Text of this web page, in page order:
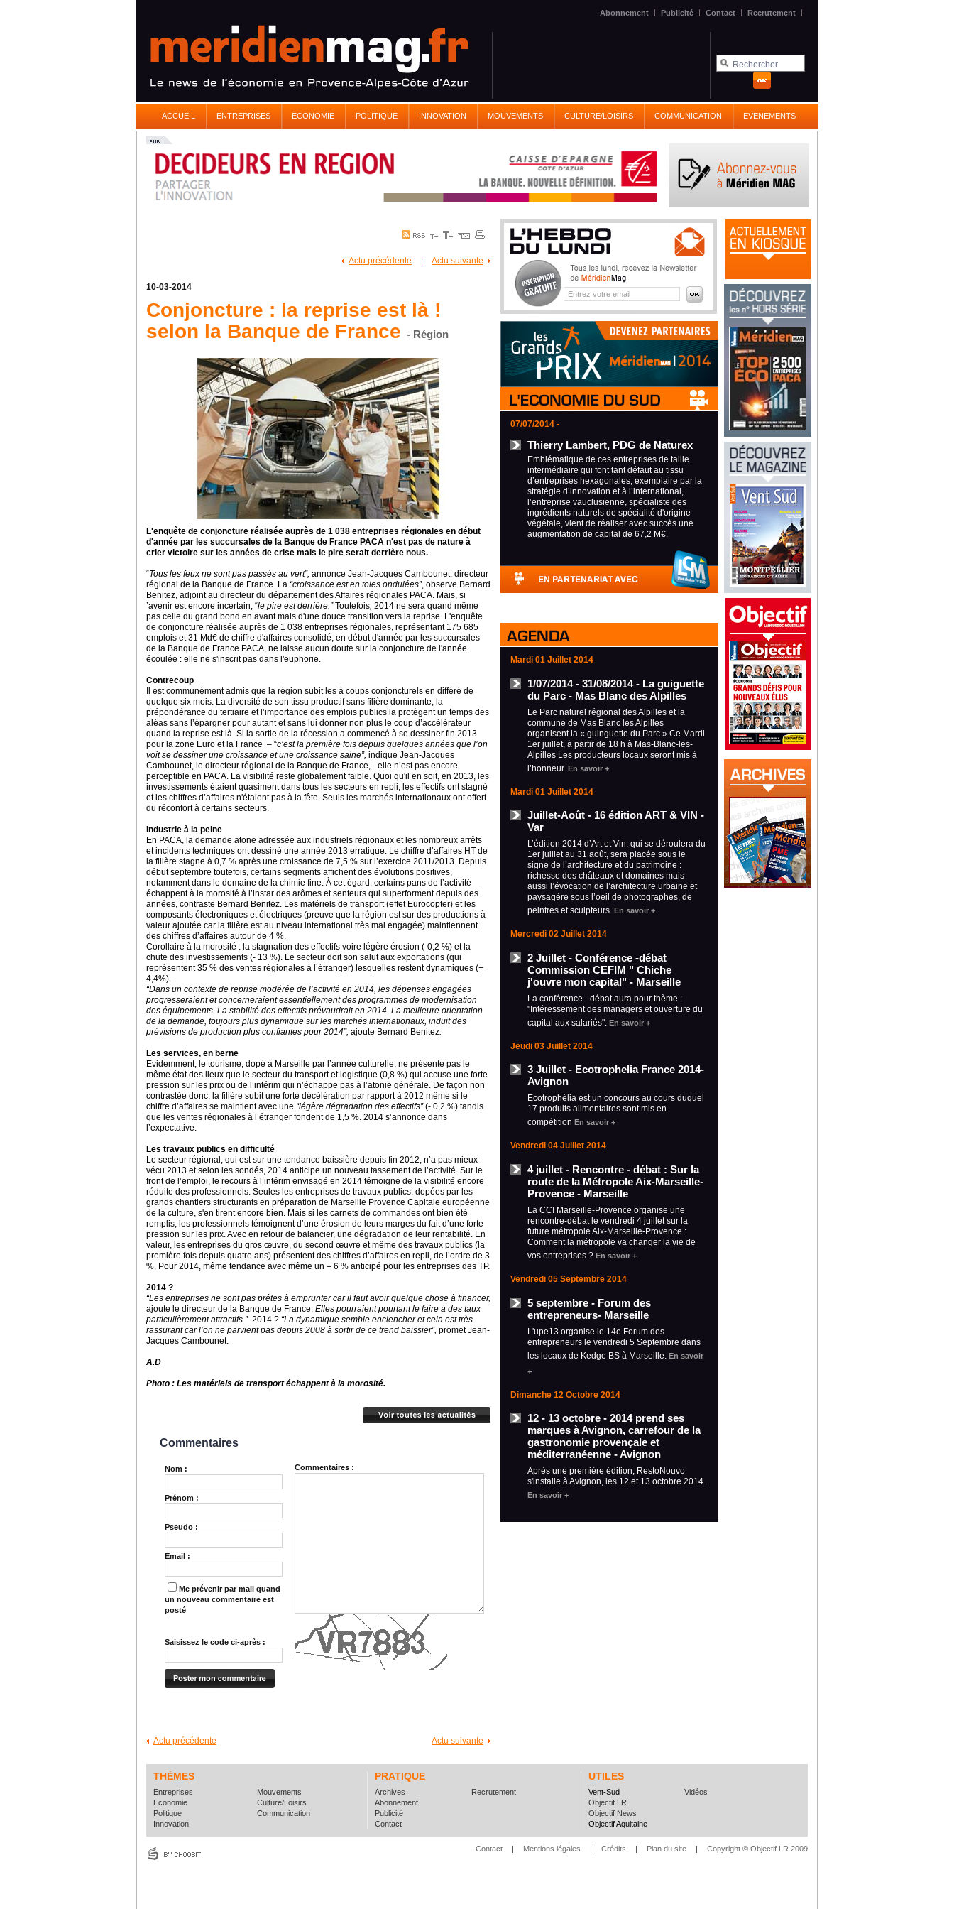
Abonnement | Publicité | Contact | Recrutement |
ACCUEIL ENTREPRISES ECONOMIE POLITIQUE INNOVATION MOUVEMENTS CULTURE/LOISIRS COMMUNICATION EVENEMENTS
Actu précédente Actu suivante
10-03-2014
Conjoncture : la reprise est là !
selon la Banque de France - Région
L'enquête de conjoncture réalisée auprès de 1 038 entreprises régionales en début
d'année par les succursales de la Banque de France PACA n'est pas de nature à
crier victoire sur les années de crise mais le pire serait derrière nous.
“Tous les feux ne sont pas passés au vert”, annonce Jean-Jacques Cambounet, directeur
régional de la Banque de France. La “croissance est en toles ondulées”, observe Bernard
Benitez, adjoint au directeur du département des Affaires régionales PACA. Mais, si
’avenir est encore incertain, “le pire est derrière.”Toutefois, 2014 ne sera quand même
pas celle du grand bond en avant mais d'une douce transition vers la reprise. L'enquête
de conjoncture réalisée auprès de 1 038 entreprises régionales, représentant 175 685
emplois et 31 Md€ de chiffre d'affaires consolidé, en début d'année par les succursales
de la Banque de France PACA, ne laisse aucun doute sur la conjoncture de l'année
écoulée : elle ne s'inscrit pas dans l'euphorie.
Contrecoup
Il est communément admis que la région subit les à coups conjoncturels en différé de
quelque six mois. La diversité de son tissu productif sans filière dominante, la
prépondérance du tertiaire et l’importance des emplois publics la protègent un temps des
aléas sans l’épargner pour autant et sans lui donner non plus le coup d’accélérateur
quand la reprise est là. Si la sortie de la récession a commencé à se dessiner fin 2013
pour la zone Euro et la France – “c’est la première fois depuis quelques années que l’on
voit se dessiner une croissance et une croissance saine”, indique Jean-Jacques
Cambounet, le directeur régional de la Banque de France, - elle n’est pas encore
perceptible en PACA. La visibilité reste globalement faible. Quoi qu'il en soit, en 2013, les
investissements étaient quasiment dans tous les secteurs en repli, les effectifs ont stagné
et les chiffres d’affaires n'étaient pas à la fête. Seuls les marchés internationaux ont offert
du réconfort à certains secteurs.
Industrie à la peine
En PACA, la demande atone adressée aux industriels régionaux et les nombreux arrêts
et incidents techniques ont dessiné une année 2013 erratique. Le chiffre d’affaires HT de
la filière stagne à 0,7 % après une croissance de 7,5 % sur l’exercice 2011/2013. Depuis
début septembre toutefois, certains segments affichent des évolutions positives,
notamment dans le domaine de la chimie fine. À cet égard, certains pans de l’activité
échappent à la morosité à l’instar des arômes et senteurs qui superforment depuis des
années, contraste Bernard Benitez. Les matériels de transport (effet Eurocopter) et les
composants électroniques et électriques (preuve que la région est sur des productions à
valeur ajoutée car la filière est au niveau international très mal engagée) maintiennent
des chiffres d’affaires autour de 4 %.
Corollaire à la morosité : la stagnation des effectifs voire légère érosion (-0,2 %) et la
chute des investissements (- 13 %). Le secteur doit son salut aux exportations (qui
représentent 35 % des ventes régionales à l’étranger) lesquelles restent dynamiques (+
4,4%).
“Dans un contexte de reprise modérée de l’activité en 2014, les dépenses engagées
progresseraient et concerneraient essentiellement des programmes de modernisation
des équipements. La stabilité des effectifs prévaudrait en 2014. La meilleure orientation
de la demande, toujours plus dynamique sur les marchés internationaux, induit des
prévisions de production plus confiantes pour 2014”, ajoute Bernard Benitez.
Les services, en berne
Evidemment, le tourisme, dopé à Marseille par l’année culturelle, ne présente pas le
même état des lieux que le secteur du transport et logistique (0,8 %) qui accuse une forte
pression sur les prix ou de l’intérim qui n’échappe pas à l’atonie générale. De façon non
contrastée donc, la filière subit une forte décélération par rapport à 2012 même si le
chiffre d’affaires se maintient avec une “légère dégradation des effectifs”(- 0,2 %) tandis
que les ventes régionales à l’étranger fondent de 1,5 %. 2014 s’annonce dans
l’expectative.
Les travaux publics en difficulté
Le secteur régional, qui est sur une tendance baissière depuis fin 2012, n’a pas mieux
vécu 2013 et selon les sondés, 2014 anticipe un nouveau tassement de l’activité. Sur le
front de l’emploi, le recours à l’intérim envisagé en 2014 témoigne de la visibilité encore
réduite des professionnels. Seules les entreprises de travaux publics, dopées par les
grands chantiers structurants en préparation de Marseille Provence Capitale européenne
de la culture, s'en tirent encore bien. Mais si les carnets de commandes ont bien été
remplis, les professionnels témoignent d’une érosion de leurs marges du fait d’une forte
pression sur les prix. Avec en retour de balancier, une dégradation de leur rentabilité. En
valeur, les entreprises du gros œuvre, du second œuvre et même des travaux publics (la
première fois depuis quatre ans) présentent des chiffres d’affaires en repli, de l’ordre de 3
%. Pour 2014, même tendance avec même un – 6 % anticipé pour les entreprises des TP.
2014 ?
“Les entreprises ne sont pas prêtes à emprunter car il faut avoir quelque chose à financer,
ajoute le directeur de la Banque de France. Elles pourraient pourtant le faire à des taux
particulièrement attractifs.” 2014 ? “La dynamique semble enclencher et cela est très
rassurant car l’on ne parvient pas depuis 2008 à sortir de ce trend baissier”, promet Jean-
Jacques Cambounet.
A.D
Photo : Les matériels de transport échappent à la morosité.
Commentaires
Nom :
Prénom :
Pseudo :
Email :
Me prévenir par mail quand
un nouveau commentaire est
posté
Saisissez le code ci-après :
Commentaires :
Actu suivante
Actu précédente
07/07/2014 -
Thierry Lambert, PDG de Naturex
Emblématique de ces entreprises de taille
intermédiaire qui font tant défaut au tissu
d’entreprises hexagonales, exemplaire par la
stratégie d’innovation et à l’international,
l’entreprise vauclusienne, spécialiste des
ingrédients naturels de spécialité d'origine
végétale, vient de réaliser avec succès une
augmentation de capital de 67,2 M€.
Mardi 01 Juillet 2014
1/07/2014 - 31/08/2014 - La guiguette
du Parc - Mas Blanc des Alpilles
Le Parc naturel régional des Alpilles et la
commune de Mas Blanc les Alpilles
organisent la « guinguette du Parc ».Ce Mardi
1er juillet, à partir de 18 h à Mas-Blanc-les-
Alpilles Les producteurs locaux seront mis à
l’honneur. En savoir +
Mardi 01 Juillet 2014
Juillet-Août - 16 édition ART & VIN -
Var
L’édition 2014 d’Art et Vin, qui se déroulera du
1er juillet au 31 août, sera placée sous le
signe de l’architecture et du patrimoine :
richesse des châteaux et domaines mais
aussi l’évocation de l’architecture urbaine et
paysagère sous l’oeil de photographes, de
peintres et sculpteurs. En savoir +
Mercredi 02 Juillet 2014
2 Juillet - Conférence -débat
Commission CEFIM " Chiche
j'ouvre mon capital" - Marseille
La conférence - débat aura pour thème :
"Intéressement des managers et ouverture du
capital aux salariés". En savoir +
Jeudi 03 Juillet 2014
3 Juillet - Ecotrophelia France 2014-
Avignon
Ecotrophélia est un concours au cours duquel
17 produits alimentaires sont mis en
compétition En savoir +
Vendredi 04 Juillet 2014
4 juillet - Rencontre - débat : Sur la
route de la Métropole Aix-Marseille-
Provence - Marseille
La CCI Marseille-Provence organise une
rencontre-débat le vendredi 4 juillet sur la
future métropole Aix-Marseille-Provence :
Comment la métropole va changer la vie de
vos entreprises ? En savoir +
Vendredi 05 Septembre 2014
5 septembre - Forum des
entrepreneurs- Marseille
L'upe13 organise le 14e Forum des
entrepreneurs le vendredi 5 Septembre dans
les locaux de Kedge BS à Marseille. En savoir
+
Dimanche 12 Octobre 2014
12 - 13 octobre - 2014 prend ses
marques à Avignon, carrefour de la
gastronomie provençale et
méditerranéenne - Avignon
Après une première édition, RestoNouvo
s'installe à Avignon, les 12 et 13 octobre 2014.
En savoir +
THÈMES PRATIQUE UTILES
Entreprises
Economie
Politique
Innovation
Mouvements
Culture/Loisirs
Communication
Archives
Abonnement
Publicité
Contact
Recrutement
Vent-Sud
Objectif LR
Objectif News
Objectif Aquitaine
Vidéos
Contact | Mentions légales | Crédits | Plan du site | Copyright © Objectif LR 2009